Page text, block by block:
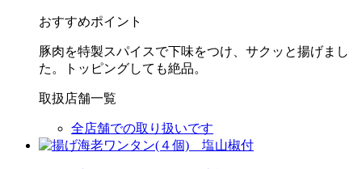
おすすめポイント
豚肉を特製スパイスで下味をつけ、サクッと揚げまし
た。トッピングしても絶品。
取扱店舗一覧
全店舗での取り扱いです